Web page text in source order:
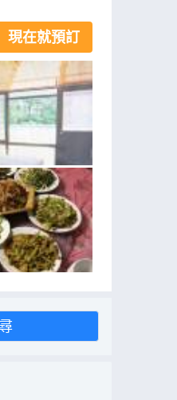
現在就預訂